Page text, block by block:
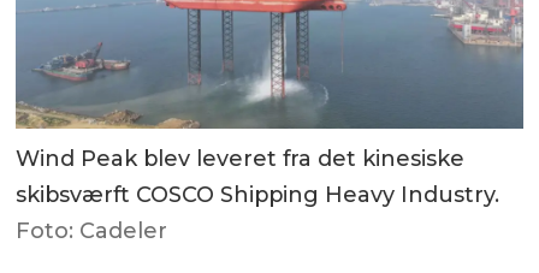
Wind Peak blev leveret fra det kinesiske
skibsværft COSCO Shipping Heavy Industry.
Foto: Cadeler